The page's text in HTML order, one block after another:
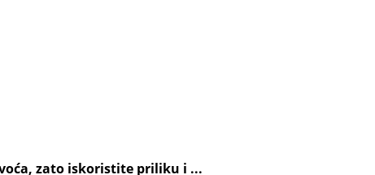
zato iskoristite priliku i ...